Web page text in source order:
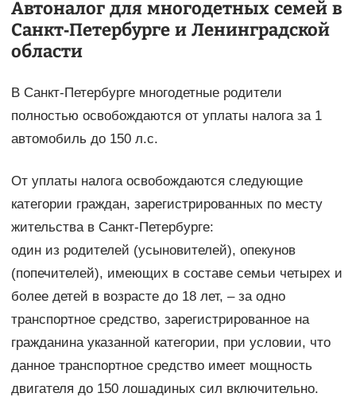
Автоналог для многодетных семей в
Санкт-Петербурге и Ленинградской
области
В Санкт-Петербурге многодетные родители
полностью освобождаются от уплаты налога за 1
автомобиль до 150 л.с.
От уплаты налога освобождаются следующие
категории граждан, зарегистрированных по месту
жительства в Санкт-Петербурге:
один из родителей (усыновителей), опекунов
(попечителей), имеющих в составе семьи четырех и
более детей в возрасте до 18 лет, – за одно
транспортное средство, зарегистрированное на
гражданина указанной категории, при условии, что
данное транспортное средство имеет мощность
двигателя до 150 лошадиных сил включительно.